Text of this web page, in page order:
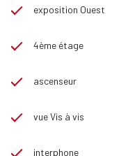
exposition Ouest
4ème étage
ascenseur
vue Vis à vis
interphone